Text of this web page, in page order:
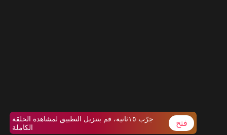
جرّب ١٥ثانية، قم بتنزيل التطبيق لمشاهدة الحلقة
الكاملة
فتح